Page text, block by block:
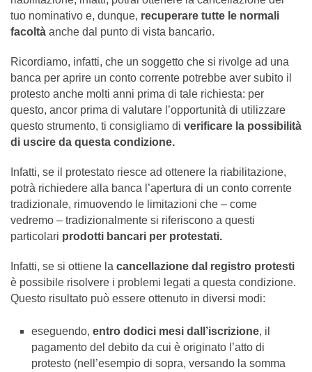
tuo nominativo e, dunque, recuperare tutte le normali
facoltà anche dal punto di vista bancario.
Ricordiamo, infatti, che un soggetto che si rivolge ad una
banca per aprire un conto corrente potrebbe aver subito il
protesto anche molti anni prima di tale richiesta: per
questo, ancor prima di valutare l’opportunità di utilizzare
questo strumento, ti consigliamo di verificare la possibilità
di uscire da questa condizione.
Infatti, se il protestato riesce ad ottenere la riabilitazione,
potrà richiedere alla banca l’apertura di un conto corrente
tradizionale, rimuovendo le limitazioni che – come
vedremo – tradizionalmente si riferiscono a questi
particolari prodotti bancari per protestati.
Infatti, se si ottiene la cancellazione dal registro protesti
è possibile risolvere i problemi legati a questa condizione.
Questo risultato può essere ottenuto in diversi modi:
eseguendo,entro dodici mesi dall’iscrizione, il
pagamento del debito da cui è originato l’atto di
protesto (nell’esempio di sopra, versando la somma